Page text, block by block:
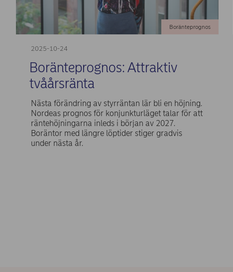
2025-10-24
Boränteprognos
Boränteprognos: Attraktiv
tvåårsränta
Nästa förändring av styrräntan lär bli en höjning.
Nordeas prognos för konjunkturläget talar för att
räntehöjningarna inleds i början av 2027.
Boräntor med längre löptider stiger gradvis
under nästa år.